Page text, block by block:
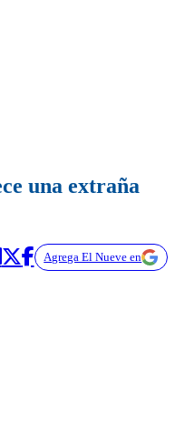
una extraña
Agrega El Nueve en